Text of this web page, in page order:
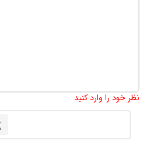
نظر خود را وارد کنید